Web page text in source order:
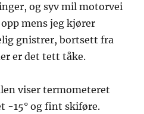
og syv mil motorvei
mens jeg kjører
gnistrer, bortsett fra
er det tett tåke.
viser termometeret
-15° og fint skiføre.